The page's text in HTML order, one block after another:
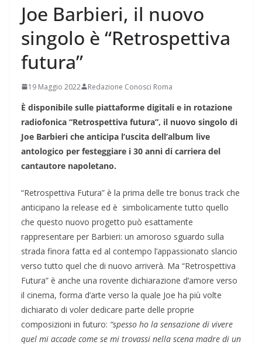
Joe Barbieri, il nuovo
singolo è “Retrospettiva
futura”
19 Maggio 2022 Redazione Conosci Roma
È disponibile sulle piattaforme digitali e in rotazione
radiofonica “Retrospettiva futura”, il nuovo singolo di
Joe Barbieri che anticipa l’uscita dell’album live
antologico per festeggiare i 30 anni di carriera del
cantautore napoletano.
“Retrospettiva Futura” è la prima delle tre bonus track che
anticipano la release ed è simbolicamente tutto quello
che questo nuovo progetto può esattamente
rappresentare per Barbieri: un amoroso sguardo sulla
strada finora fatta ed al contempo l’appassionato slancio
verso tutto quel che di nuovo arriverà. Ma “Retrospettiva
Futura” è anche una rovente dichiarazione d’amore verso
il cinema, forma d’arte verso la quale Joe ha più volte
dichiarato di voler dedicare parte delle proprie
composizioni in futuro: “spesso ho la sensazione di vivere
quel mi accade come se mi trovassi nella scena madre di un